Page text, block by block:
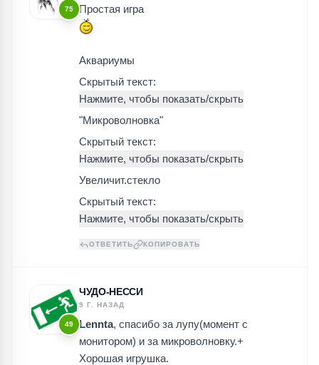
75 Простая игра
Аквариумы
Скрытый текст:
"Микроволновка"
Скрытый текст:
Увеличит.стекло
Скрытый текст:
ОТВЕТИТЬ КОПИРОВАТЬ
49
ЧУДО-НЕССИ
9 Г. НАЗАД
Lennta, спасибо за лупу(момент с
монитором) и за микроволновку.+
Хорошая игрушка.